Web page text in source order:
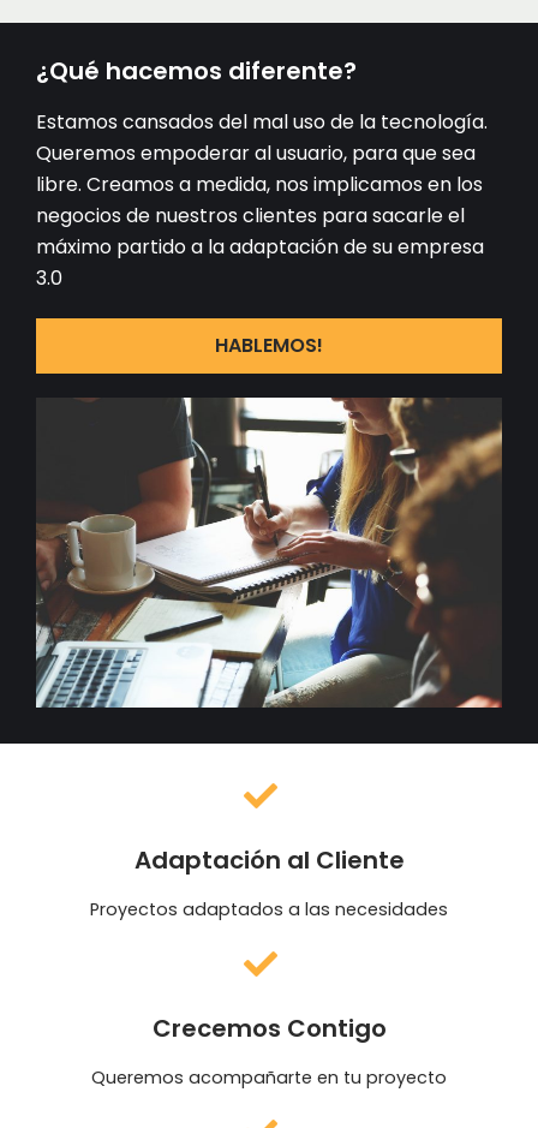
¿Qué hacemos diferente?
Estamos cansados del mal uso de la tecnología.
Queremos empoderar al usuario, para que sea
libre. Creamos a medida, nos implicamos en los
negocios de nuestros clientes para sacarle el
máximo partido a la adaptación de su empresa
3.0
HABLEMOS!
Adaptación al Cliente
Proyectos adaptados a las necesidades
Crecemos Contigo
Queremos acompañarte en tu proyecto